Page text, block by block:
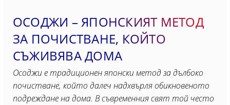
ОСОДЖИ – ЯПОНСКИЯТ МЕТОД
ЗА ПОЧИСТВАНЕ, КОЙТО
СЪЖИВЯВА ДОМА
Осоджи е традиционен японски метод за дълбоко
почистване, който далеч надхвърля обикновеното
подреждане на дома. В съвременния свят той често